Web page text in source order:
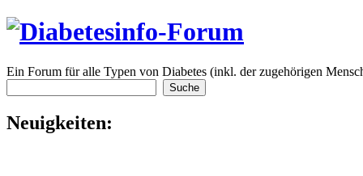
Ein Forum für alle Typen von Diabetes (inkl. der zugehörigen
Neuigkeiten: